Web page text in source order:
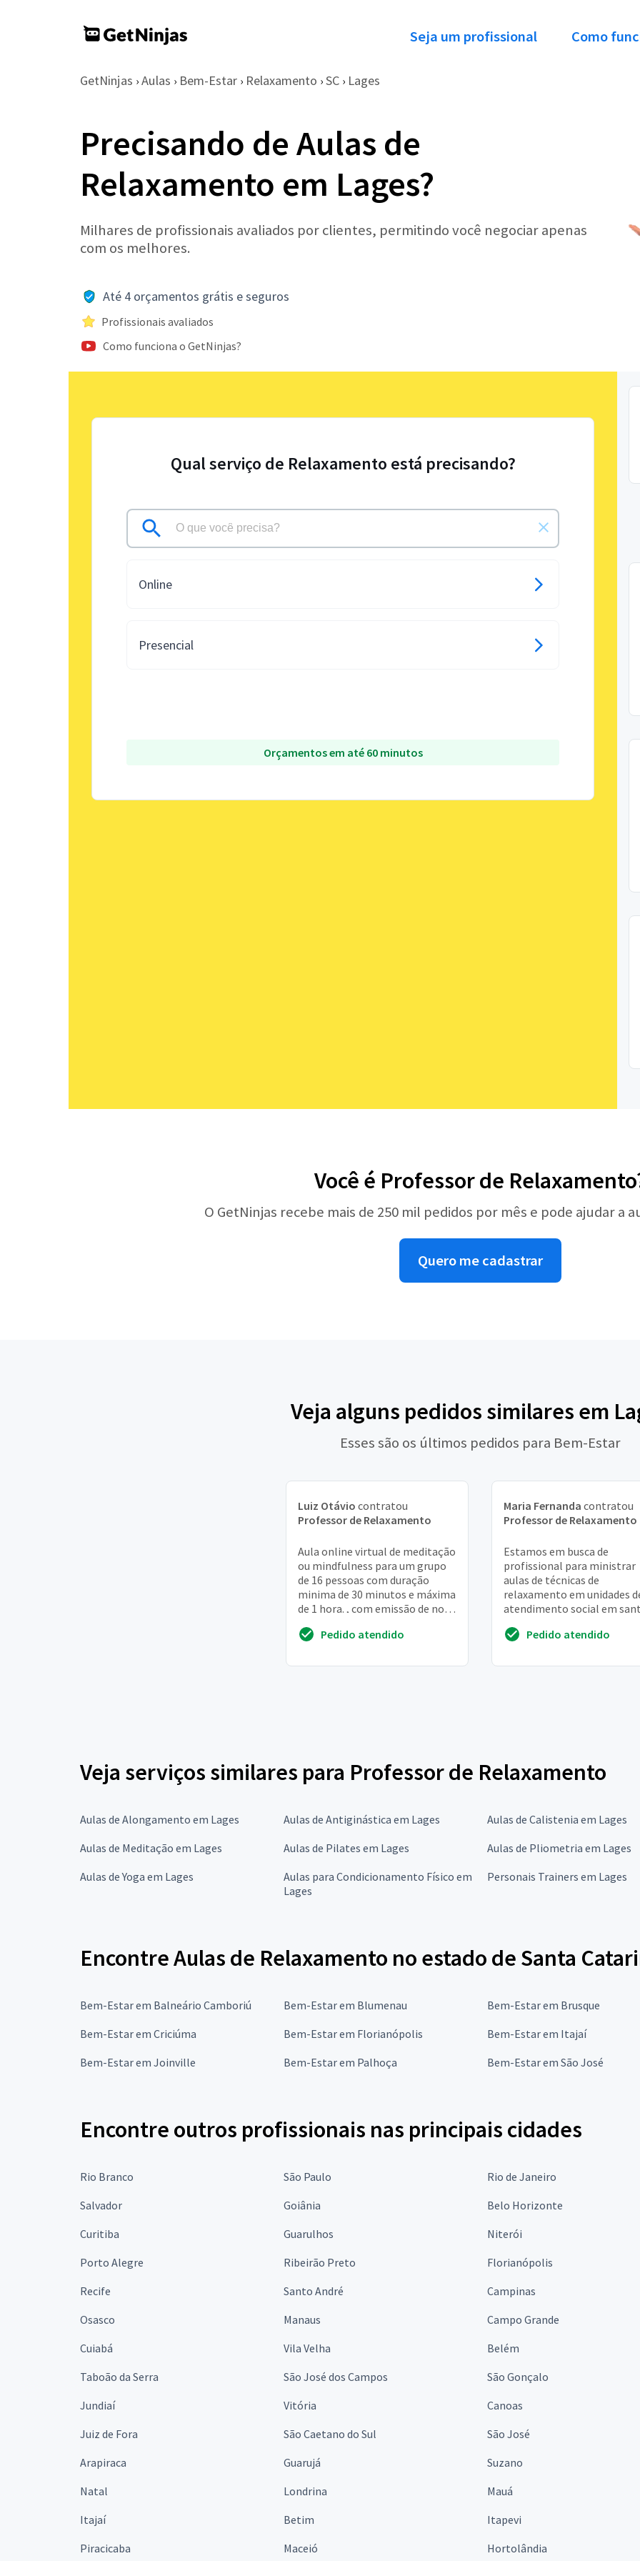
Seja um profissional Como
GetNinjas › Aulas › Bem-Estar › Relaxamento › SC › Lages
Precisando de Aulas de
Relaxamento em Lages?
Milhares de profissionais avaliados por clientes, permitindo você negociar apenas
com os melhores.
Até 4 orçamentos grátis e seguros
Profissionais avaliados
Como funciona o GetNinjas?
Qual serviço de Relaxamento está precisando?
Online
Presencial
Orçamentos em até 60 minutos
Você é Professor de
O GetNinjas recebe mais de 250 mil pedidos por mês e pode ajudar a
Quero me cadastrar
Veja alguns pedidos similares em
Esses são os últimos pedidos para Bem-Estar
Luiz Otávio contratou
Professor de Relaxamento
Aula online virtual de meditação
ou mindfulness para um grupo
de 16 pessoas com duração
minima de 30 minutos e máxima
de 1 hora. , com emissão de nota
Pedido atendido
Maria Fernanda contratou
Professor de Relaxamento
Estamos em busca de
profissional para ministrar
aulas de técnicas de
relaxamento em unidades
atendimento social em
carga horá 52h mensais /
Pedido atendido
Veja serviços similares para Professor de Relaxamento
Aulas de Alongamento em Lages Aulas de Antiginástica em Lages Aulas de Calistenia em Lages
Aulas de Meditação em Lages
Aulas de Pilates em Lages Aulas de Pliometria em Lages
Aulas de Yoga em Lages
Aulas para Condicionamento Físico em
Lages
Personais Trainers em Lages
Encontre Aulas de Relaxamento no estado de Santa
Bem-Estar em Balneário Camboriú Bem-Estar em Blumenau Bem-Estar em Brusque
Bem-Estar em Criciúma
Bem-Estar em Florianópolis Bem-Estar em Itajaí
Bem-Estar em Joinville
Bem-Estar em Palhoça Bem-Estar em São José
Encontre outros profissionais nas principais cidades
Rio Branco São Paulo Rio de Janeiro
Salvador
Goiânia Belo Horizonte
Curitiba
Guarulhos Niterói
Porto Alegre
Ribeirão Preto Florianópolis
Recife
Santo André Campinas
Osasco
Manaus Campo Grande
Cuiabá
Vila Velha Belém
Taboão da Serra
São José dos Campos São Gonçalo
Jundiaí
Vitória Canoas
Juiz de Fora
São Caetano do Sul São José
Arapiraca
Guarujá Suzano
Natal
Londrina Mauá
Itajaí
Betim Itapevi
Piracicaba
Maceió Hortolândia